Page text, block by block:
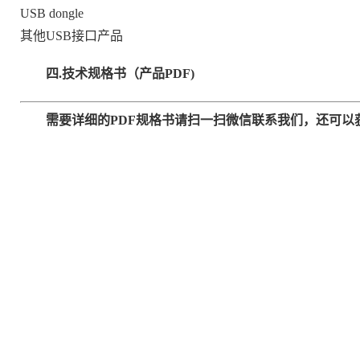
USB dongle
其他USB接口产品
四.技术规格书（产品PDF)
需要详细的PDF规格书请扫一扫微信联系我们，还可